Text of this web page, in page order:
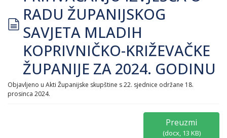
document
RADU ŽUPANIJSKOG
SAVJETA MLADIH
KOPRIVNIČKO-KRIŽEVAČKE
ŽUPANIJE ZA 2024. GODINU
Objavljeno u Akti Županijske skupštine s 22. sjednice održane 18.
prosinca 2024.
Preuzmi
(docx, 13 KB)